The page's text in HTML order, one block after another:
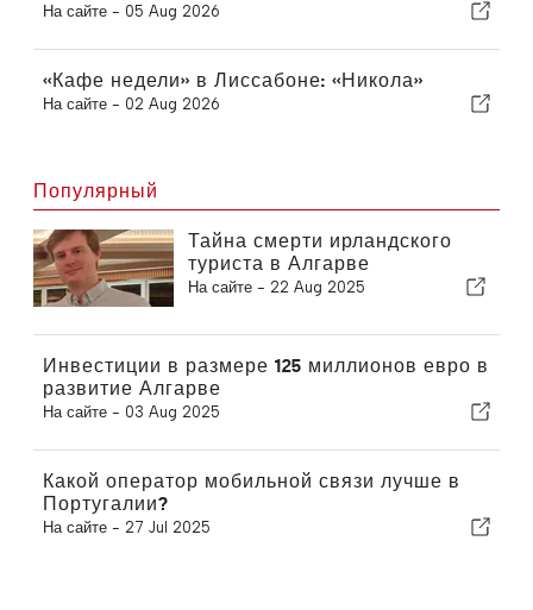
На сайте - 05 Aug 2026
«Кафе недели» в Лиссабоне: «Никола»
На сайте - 02 Aug 2026
Популярный
Тайна смерти ирландского
туриста в Алгарве
На сайте - 22 Aug 2025
Инвестиции в размере 125 миллионов евро в
развитие Алгарве
На сайте - 03 Aug 2025
Какой оператор мобильной связи лучше в
Португалии?
На сайте - 27 Jul 2025